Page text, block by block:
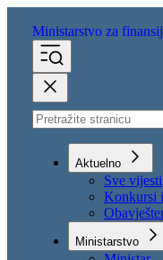
Ministarstvo za
Aktuelno
Sve vijesti
Konkursi
Ministarstvo